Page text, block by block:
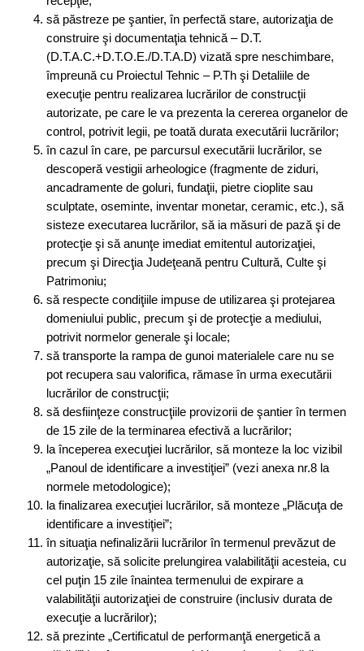
să păstreze pe şantier, în perfectă stare, autorizaţia de
construire şi documentaţia tehnică – D.T.
(D.T.A.C.+D.T.O.E./D.T.A.D) vizată spre neschimbare,
împreună cu Proiectul Tehnic – P.Th şi Detaliile de
execuţie pentru realizarea lucrărilor de construcţii
autorizate, pe care le va prezenta la cererea organelor de
control, potrivit legii, pe toată durata executării lucrărilor;
în cazul în care, pe parcursul executării lucrărilor, se
descoperă vestigii arheologice (fragmente de ziduri,
ancadramente de goluri, fundaţii, pietre cioplite sau
sculptate, oseminte, inventar monetar, ceramic, etc.), să
sisteze executarea lucrărilor, să ia măsuri de pază şi de
protecţie şi să anunţe imediat emitentul autorizaţiei,
precum şi Direcţia Judeţeană pentru Cultură, Culte şi
Patrimoniu;
să respecte condiţiile impuse de utilizarea şi protejarea
domeniului public, precum şi de protecţie a mediului,
potrivit normelor generale şi locale;
să transporte la rampa de gunoi materialele care nu se
pot recupera sau valorifica, rămase în urma executării
lucrărilor de construcţii;
să desfiinţeze construcţiile provizorii de şantier în termen
de 15 zile de la terminarea efectivă a lucrărilor;
la începerea execuţiei lucrărilor, să monteze la loc vizibil
„Panoul de identificare a investiţiei” (vezi anexa nr.8 la
normele metodologice);
la finalizarea execuţiei lucrărilor, să monteze „Plăcuţa de
identificare a investiţiei”;
în situaţia nefinalizării lucrărilor în termenul prevăzut de
autorizaţie, să solicite prelungirea valabilităţii acesteia, cu
cel puţin 15 zile înaintea termenului de expirare a
valabilităţii autorizaţiei de construire (inclusiv durata de
execuţie a lucrărilor);
să prezinte „Certificatul de performanţă energetică a